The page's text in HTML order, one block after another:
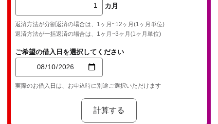
カ月
返済方法が分割返済の場合は、1ヶ月~12ヶ月(1ヶ月単位)
返済方法が一括返済の場合は、1ヶ月~3ヶ月(1ヶ月単位)
ご希望の借入日を選択してください
実際のお借入日は、お申込時に別途ご選択いただけます
計算する